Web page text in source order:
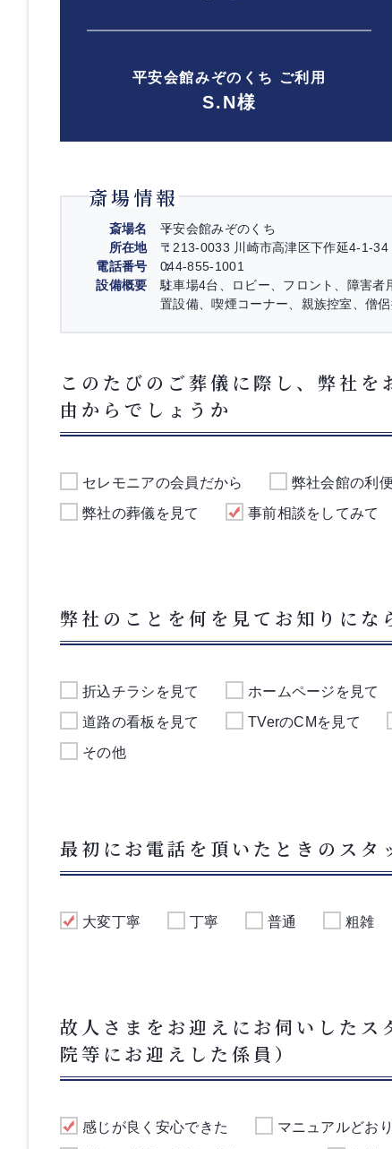
平安会館みぞのくち ご利用
S.N様
斎場情報
斎場名
平安会館みぞのくち
所在地
〒213-0033 川崎市高津区下作延4-1-34
電話番号
044-855-1001
設備概要
駐車場4台、ロビー、フロント、障害
置設備、喫煙コーナー、親族控室、僧
このたびのご葬儀に際し、弊社
由からでしょうか
セレモニアの会員だから 弊社会館の利
弊社の葬儀を見て
事前相談をしてみて
弊社のことを何を見てお知りにな
折込チラシを見て ホームページを見て
道路の看板を見て
TVerのCMを見て
その他
最初にお電話を頂いたときのス
大変丁寧 丁寧 普通 粗雑
故人さまをお迎えにお伺いした
院等にお迎えした係員）
感じが良く安心できた マニュアルどお